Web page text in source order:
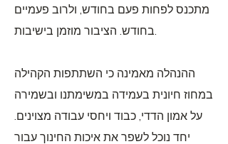
מתכנס לפחות פעם בחודש, ולרוב פעמיים
בחודש. הציבור מוזמן בישיבות.
ההנהלה מאמינה כי השתתפות הקהילה
במחוז חיונית בעמידה במשימתנו ובשמירה
על אמון הדדי, כבוד ויחסי עבודה מצוינים.
יחד נוכל לשפר את איכות החינוך עבור